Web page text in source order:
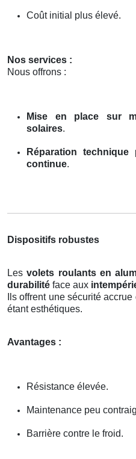
Coût initial plus élevé.
Nos services :
Nous offrons :
Mise en place sur
solaires.
Réparation technique
continue.
Dispositifs robustes
Lesvolets roulants en
durabilité face aux
Ils offrent une sécurité
étant esthétiques.
Avantages :
Résistance élevée.
Maintenance peu
Barrière contre le froid.